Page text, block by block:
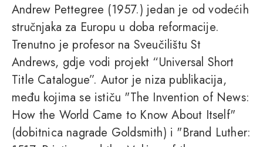
Andrew Pettegree (1957.) jedan je od vodećih
stručnjaka za Europu u doba reformacije.
Trenutno je profesor na Sveučilištu St
Andrews, gdje vodi projekt “Universal Short
Title Catalogue”. Autor je niza publikacija,
među kojima se ističu "The Invention of News:
How the World Came to Know About Itself"
(dobitnica nagrade Goldsmith) i "Brand Luther: